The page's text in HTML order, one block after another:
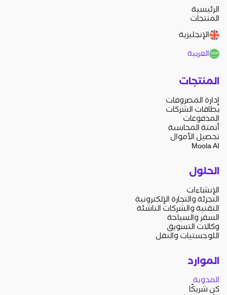
الرئيسية
المنتجات
الإنجليزية
العربية
المنتجات
إدارة المصروفات
بطاقات الشركات
المدفوعات
أتمتة المحاسبة
تحصيل الأموال
Moola AI
الحلول
الإنشاءات
التجزئة والتجارة الإلكترونية
التقنية والشركات الناشئة
السفر والسياحة
وكالات التسويق
اللوجستيات والنقل
الموارد
المدونة
كن شريكًا